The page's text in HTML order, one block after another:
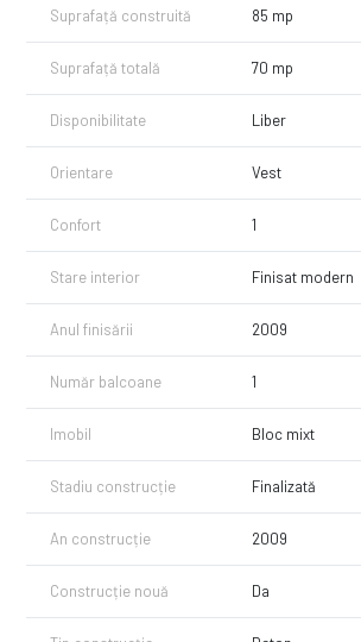
Suprafață construită 85 mp
Suprafață totală 70 mp
Disponibilitate Liber
Orientare Vest
Confort 1
Stare interior Finisat modern
Anul finisării 2009
Număr balcoane 1
Imobil Bloc mixt
Stadiu construcție Finalizată
An construcție 2009
Construcție nouă Da